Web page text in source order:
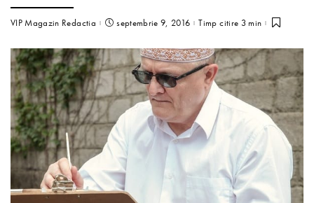
VIP Magazin Redactia septembrie 9, 2016 Timp citire 3 min